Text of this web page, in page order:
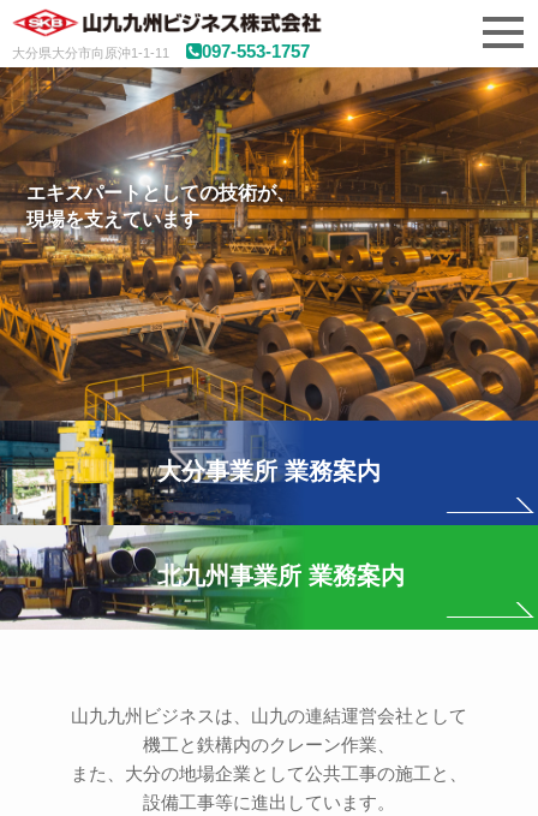
大分県大分市向原沖1-1-11 097-553-1757
エキスパートとしての技術が、
現場を支えています
大分事業所 業務案内
北九州事業所 業務案内
山九九州ビジネスは、山九の連結運営会社として
機工と鉄構内のクレーン作業、
また、大分の地場企業として公共工事の施工と、
設備工事等に進出しています。